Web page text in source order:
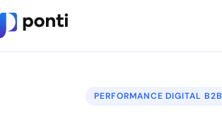
PERFORMANCE DIGITAL B2B